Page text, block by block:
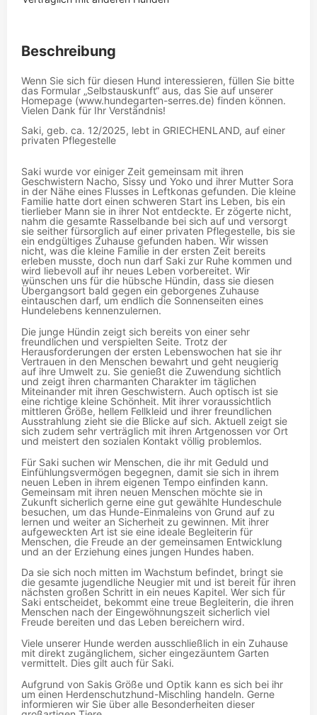
Beschreibung
Wenn Sie sich für diesen Hund interessieren, füllen Sie bitte
das Formular „Selbstauskunft“ aus, das Sie auf unserer
Homepage (www.hundegarten-serres.de) finden können.
Vielen Dank für Ihr Verständnis!
Saki, geb. ca. 12/2025, lebt in GRIECHENLAND, auf einer
privaten Pflegestelle
Saki wurde vor einiger Zeit gemeinsam mit ihren
Geschwistern Nacho, Sissy und Yoko und ihrer Mutter Sora
in der Nähe eines Flusses in Leftkonas gefunden. Die kleine
Familie hatte dort einen schweren Start ins Leben, bis ein
tierlieber Mann sie in ihrer Not entdeckte. Er zögerte nicht,
nahm die gesamte Rasselbande bei sich auf und versorgt
sie seither fürsorglich auf einer privaten Pflegestelle, bis sie
ein endgültiges Zuhause gefunden haben. Wir wissen
nicht, was die kleine Familie in der ersten Zeit bereits
erleben musste, doch nun darf Saki zur Ruhe kommen und
wird liebevoll auf ihr neues Leben vorbereitet. Wir
wünschen uns für die hübsche Hündin, dass sie diesen
Übergangsort bald gegen ein geborgenes Zuhause
eintauschen darf, um endlich die Sonnenseiten eines
Hundelebens kennenzulernen.
Die junge Hündin zeigt sich bereits von einer sehr
freundlichen und verspielten Seite. Trotz der
Herausforderungen der ersten Lebenswochen hat sie ihr
Vertrauen in den Menschen bewahrt und geht neugierig
auf ihre Umwelt zu. Sie genießt die Zuwendung sichtlich
und zeigt ihren charmanten Charakter im täglichen
Miteinander mit ihren Geschwistern. Auch optisch ist sie
eine richtige kleine Schönheit. Mit ihrer voraussichtlich
mittleren Größe, hellem Fellkleid und ihrer freundlichen
Ausstrahlung zieht sie die Blicke auf sich. Aktuell zeigt sie
sich zudem sehr verträglich mit ihren Artgenossen vor Ort
und meistert den sozialen Kontakt völlig problemlos.
Für Saki suchen wir Menschen, die ihr mit Geduld und
Einfühlungsvermögen begegnen, damit sie sich in ihrem
neuen Leben in ihrem eigenen Tempo einfinden kann.
Gemeinsam mit ihren neuen Menschen möchte sie in
Zukunft sicherlich gerne eine gut gewählte Hundeschule
besuchen, um das Hunde-Einmaleins von Grund auf zu
lernen und weiter an Sicherheit zu gewinnen. Mit ihrer
aufgeweckten Art ist sie eine ideale Begleiterin für
Menschen, die Freude an der gemeinsamen Entwicklung
und an der Erziehung eines jungen Hundes haben.
Da sie sich noch mitten im Wachstum befindet, bringt sie
die gesamte jugendliche Neugier mit und ist bereit für ihren
nächsten großen Schritt in ein neues Kapitel. Wer sich für
Saki entscheidet, bekommt eine treue Begleiterin, die ihren
Menschen nach der Eingewöhnungszeit sicherlich viel
Freude bereiten und das Leben bereichern wird.
Viele unserer Hunde werden ausschließlich in ein Zuhause
mit direkt zugänglichem, sicher eingezäuntem Garten
vermittelt. Dies gilt auch für Saki.
Aufgrund von Sakis Größe und Optik kann es sich bei ihr
um einen Herdenschutzhund-Mischling handeln. Gerne
informieren wir Sie über alle Besonderheiten dieser